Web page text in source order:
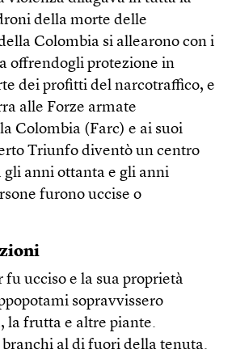
della morte delle
Colombia si allearono con i
offrendogli protezione in
dei profitti del narcotraffico, e
alle Forze armate
Colombia (Farc) e ai suoi
Triunfo diventò un centro
anni ottanta e gli anni
furono uccise o
fu ucciso e la sua proprietà
sopravvissero
la frutta e altre piante.
al di fuori della tenuta.